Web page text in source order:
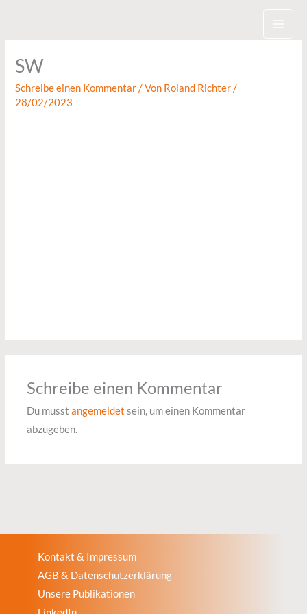
SW
Schreibe einen Kommentar / Von Roland Richter/
28/02/2023
Schreibe einen Kommentar
Du musstangemeldet sein, um einen Kommentar
abzugeben.
Kontakt & Impressum
AGB & Datenschutzerklärung
Unsere Publikationen